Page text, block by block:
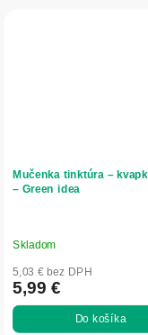
Mučenka tinktúra –
– Green idea
Skladom
5,03 € bez DPH
5,99 €
Do košíka